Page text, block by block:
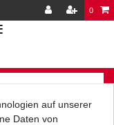
0
auf unserer
Daten von